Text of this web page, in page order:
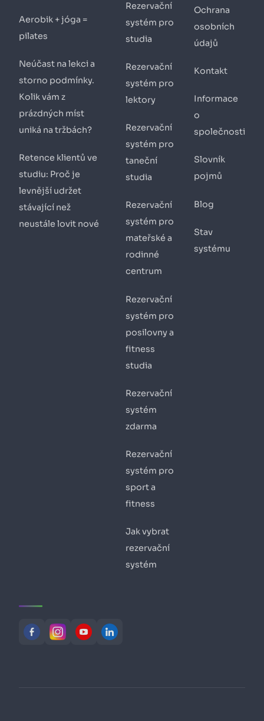
Aerobik + jóga =
pilates
Neúčast na lekci a
storno podmínky.
Kolik vám z
prázdných míst
uniká na tržbách?
Retence klientů ve
studiu: Proč je
levnější udržet
stávající než
neustále lovit nové
Rezervační
systém pro
studia
Rezervační
systém pro
lektory
Rezervační
systém pro
taneční
studia
Rezervační
systém pro
mateřské a
rodinné
centrum
Rezervační
systém pro
posilovny a
fitness
studia
Rezervační
systém
zdarma
Rezervační
systém pro
sport a
fitness
Jak vybrat
rezervační
systém
Ochrana
osobních
údajů
Kontakt
Informace
o
společnosti
Slovník
pojmů
Blog
Stav
systému